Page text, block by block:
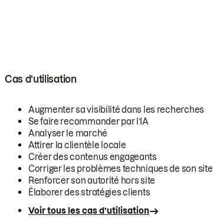
Cas d’utilisation
Augmenter sa visibilité dans les recherches
Se faire recommander par l’IA
Analyser le marché
Attirer la clientèle locale
Créer des contenus engageants
Corriger les problèmes techniques de son site
Renforcer son autorité hors site
Élaborer des stratégies clients
Voir tous les cas d’utilisation